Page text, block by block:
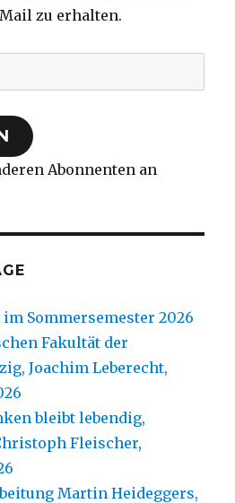
zu erhalten.
Abonnenten an
Sommersemester 2026
Fakultät der
Joachim Leberecht,
bleibt lebendig,
Fleischer,
Martin Heideggers,